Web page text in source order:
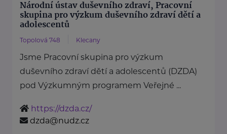
Národní ústav duševního zdraví, Pracovní
skupina pro výzkum duševního zdraví dětí a
adolescentů
Topolová 748 Klecany
Jsme Pracovní skupina pro výzkum
duševního zdraví dětí a adolescentů (DZDA)
pod Výzkumným programem Veřejné ...
https://dzda.cz/
dzda@nudz.cz